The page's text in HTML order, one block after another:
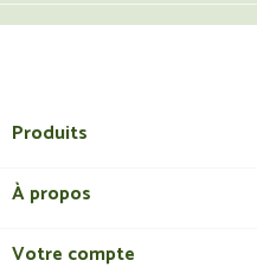
Produits
À propos
Votre compte